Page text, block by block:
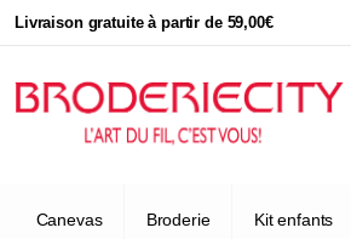
Livraison gratuite à partir de 59,00€
Canevas Broderie Kit enfants